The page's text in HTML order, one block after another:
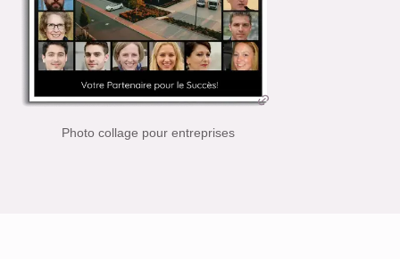
Photo collage pour entreprises